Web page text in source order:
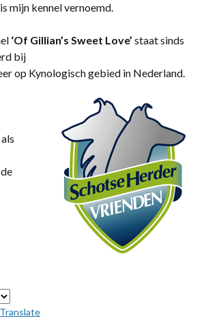
mijn kennel vernoemd.
‘Of Gillian’s Sweet Love’ staat sinds
bij
op Kynologisch gebied in Nederland.
Translate